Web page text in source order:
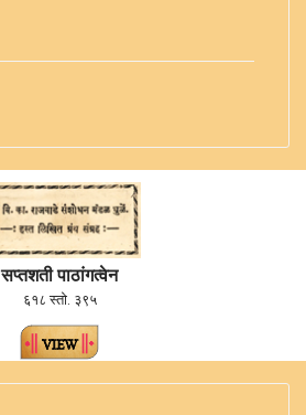
सप्तशती पाठांगत्वेन
६१८ स्तो. ३९५